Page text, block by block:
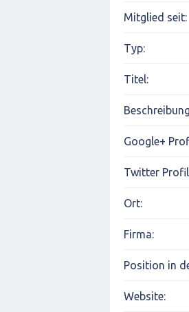
Mitglied seit:
Typ:
Titel:
Google+
Twitter
Ort:
Firma:
Position in
Website: